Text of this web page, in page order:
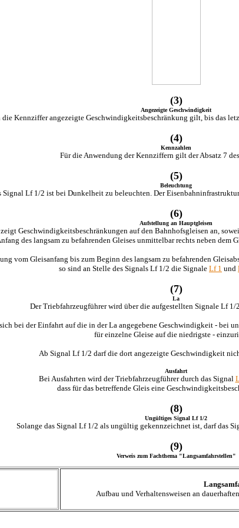
(3)
Angezeigte Geschwindigkeit
die Kennziffer angezeigte Geschwindigkeitsbeschränkung gilt, bis das
(4)
Kennzahlen
Für die Anwendung der Kennziffern gilt der Absatz 7 des
(5)
Beleuchtung
Signal Lf 1/2 ist bei Dunkelheit zu beleuchten. Der
(6)
Aufstellung an Hauptgleisen
Geschwindigkeitsbeschränkungen auf den Bahnhofsgleisen an,
des langsam zu befahrenden Gleises unmittelbar rechts neben
vom Gleisanfang bis zum Beginn des langsam zu befahrenden
so sind an Stelle des Signals Lf 1/2 die Signale Lf 1 und
(7)
La
Der Triebfahrzeugführer wird über die aufgestellten Signale Lf
bei der Einfahrt auf die in der La angegebene Geschwindigkeit - bei
für einzelne Gleise auf die niedrigste -
Ab Signal Lf 1/2 darf die dort angezeigte Geschwindigkeit
Ausfahrt
Bei Ausfahrten wird der Triebfahrzeugführer durch das Signal
dass für das betreffende Gleis eine
(8)
Ungültiges Signal Lf 1/2
Solange das Signal Lf 1/2 als ungültig gekennzeichnet ist, darf das
(9)
Verweis zum Fachthema "Langsamfahrstellen"
Aufbau und Verhaltensweisen an